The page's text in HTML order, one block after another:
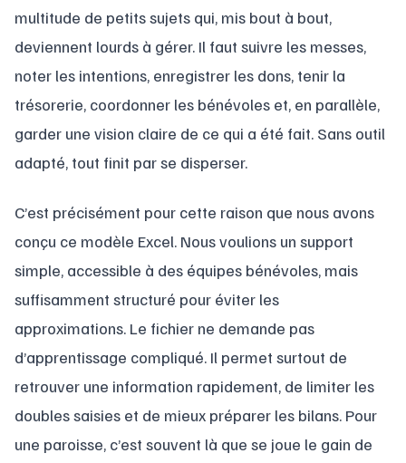
multitude de petits sujets qui, mis bout à bout,
deviennent lourds à gérer. Il faut suivre les messes,
noter les intentions, enregistrer les dons, tenir la
trésorerie, coordonner les bénévoles et, en parallèle,
garder une vision claire de ce qui a été fait. Sans outil
adapté, tout finit par se disperser.
C’est précisément pour cette raison que nous avons
conçu ce modèle Excel. Nous voulions un support
simple, accessible à des équipes bénévoles, mais
suffisamment structuré pour éviter les
approximations. Le fichier ne demande pas
d’apprentissage compliqué. Il permet surtout de
retrouver une information rapidement, de limiter les
doubles saisies et de mieux préparer les bilans. Pour
une paroisse, c’est souvent là que se joue le gain de